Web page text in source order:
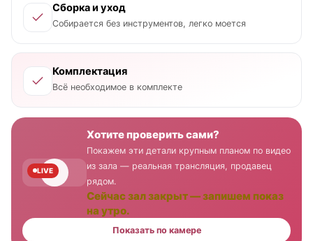
Сборка и уход
Собирается без инструментов, легко моется
Комплектация
Всё необходимое в комплекте
LIVE
Хотите проверить сами?
Покажем эти детали крупным планом по видео
из зала — реальная трансляция, продавец
рядом.
Сейчас зал закрыт — запишем показ
на утро.
Показать по камере